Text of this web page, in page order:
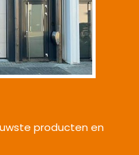
producten en